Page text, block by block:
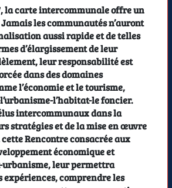
la carte intercommunale offre un
les communautés n’auront
aussi rapide et de telles
d’élargissement de leur
leur responsabilité est
dans des domaines
l’économie et le tourisme,
l’habitat-le foncier.
intercommunaux dans la
stratégies et de la mise en œuvre
Rencontre consacrée aux
économique et
urbanisme, leur permettra
expériences, comprendre les